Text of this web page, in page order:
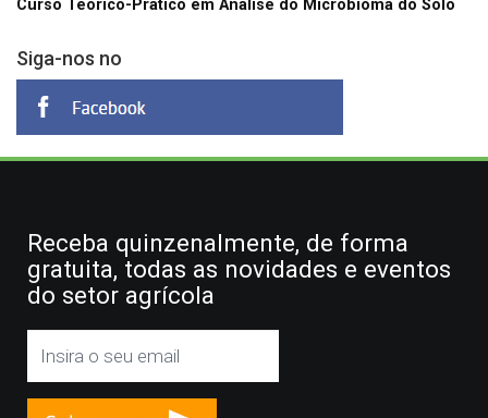
Curso Teórico-Prático em Análise do Microbioma do Solo
Siga-nos no
Receba quinzenalmente, de forma
gratuita, todas as novidades e eventos
do setor agrícola